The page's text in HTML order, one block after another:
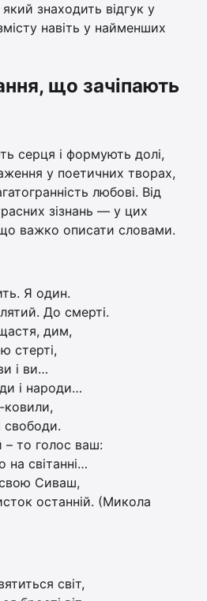
знаходить відгук у
навіть у найменших
що зачіпають
серця і формують долі,
у поетичних творах,
любові. Від
зізнань — у цих
важко описати словами.
Я один.
До смерті.
дим,
стерті,
і ви…
і народи…
ковили,
свободи.
– то голос ваш:
на світанні…
Сиваш,
останній. (Микола
світ,